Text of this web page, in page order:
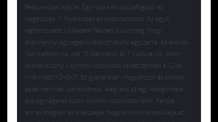
feature-öket írják le. Egy röpke kis összefoglaló és
kiegészítés: 1. Kiválasztás és automatizáció: Az egyik
legfontosabb UI (kezelői felület) különbség, hogy
akármennyi egységet kiválaszthatunk egyszerre. Az eredeti
Starcraftban ha volt 15 Marineod és 7 Vulture-öd, akkor
azokat bizony 3 control csoportba kellett tenned a 12-es
limit miatt (12+3+7). Ez gyökeresen megváltozik és többet
ezzel nem kell szórakoznod, elég lesz az egy kategóriába
eső egységeket külön control csoportba rakni. Persze
ennek megvan az a veszélye, hogy annyira leredukálja az